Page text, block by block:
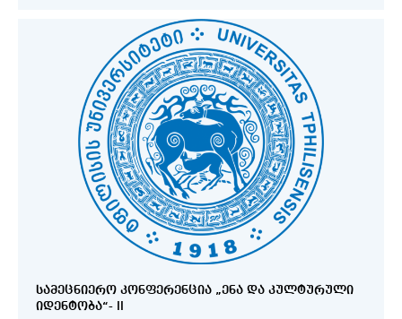
ᲡᲐᲛᲔᲪᲜᲘᲔᲠᲝ ᲙᲝᲜᲤᲔᲠᲔᲜᲪᲘᲐ „ᲔᲜᲐ ᲓᲐ ᲙᲣᲚᲢᲣᲠᲣᲚᲘ
ᲘᲓᲔᲜᲢᲝᲑᲐ“- II